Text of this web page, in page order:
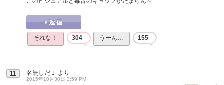
それな！ 304 うーん… 155
11 名無しだＪ より
2015年10月30日 3:59 PM